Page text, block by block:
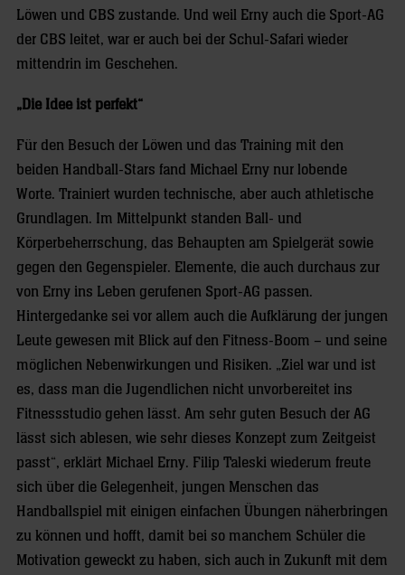
Löwen und CBS zustande. Und weil Erny auch die Sport-AG
der CBS leitet, war er auch bei der Schul-Safari wieder
mittendrin im Geschehen.
„Die Idee ist perfekt“
Für den Besuch der Löwen und das Training mit den
beiden Handball-Stars fand Michael Erny nur lobende
Worte. Trainiert wurden technische, aber auch athletische
Grundlagen. Im Mittelpunkt standen Ball- und
Körperbeherrschung, das Behaupten am Spielgerät sowie
gegen den Gegenspieler. Elemente, die auch durchaus zur
von Erny ins Leben gerufenen Sport-AG passen.
Hintergedanke sei vor allem auch die Aufklärung der jungen
Leute gewesen mit Blick auf den Fitness-Boom – und seine
möglichen Nebenwirkungen und Risiken. „Ziel war und ist
es, dass man die Jugendlichen nicht unvorbereitet ins
Fitnessstudio gehen lässt. Am sehr guten Besuch der AG
lässt sich ablesen, wie sehr dieses Konzept zum Zeitgeist
passt“, erklärt Michael Erny. Filip Taleski wiederum freute
sich über die Gelegenheit, jungen Menschen das
Handballspiel mit einigen einfachen Übungen näherbringen
zu können und hofft, damit bei so manchem Schüler die
Motivation geweckt zu haben, sich auch in Zukunft mit dem